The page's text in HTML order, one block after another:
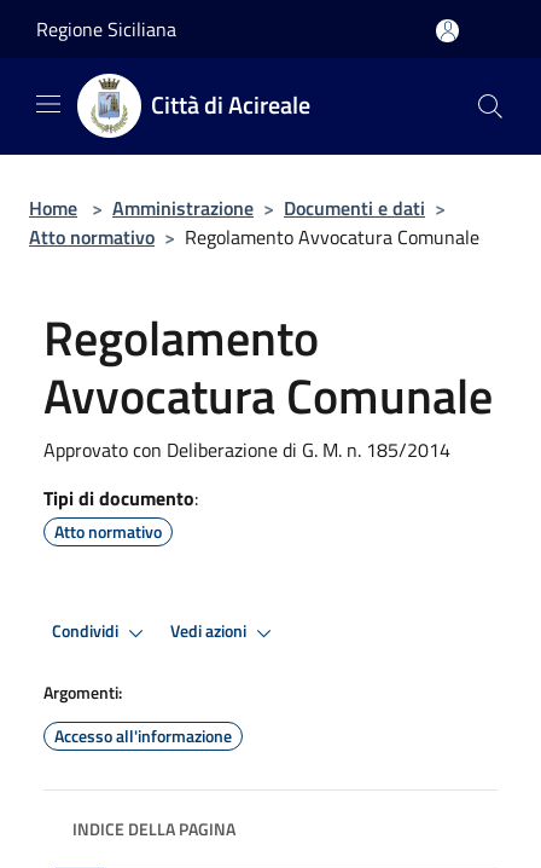
Regione Siciliana
Città di Acireale
Home > Amministrazione > Documenti e dati >
Atto normativo > Regolamento Avvocatura Comunale
Regolamento
Avvocatura Comunale
Approvato con Deliberazione di G. M. n. 185/2014
Tipi di documento:
Atto normativo
Condividi Vedi azioni
Argomenti:
Accesso all'informazione
INDICE DELLA PAGINA